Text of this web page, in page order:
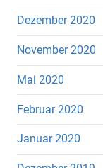
Dezember 2020
November 2020
Mai 2020
Februar 2020
Januar 2020